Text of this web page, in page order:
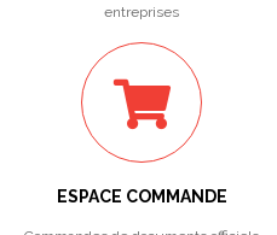
entreprises
ESPACE COMMANDE